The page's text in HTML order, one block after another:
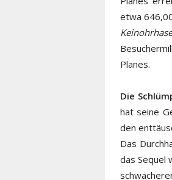
etwa
Planes.
Die
hat seine
den
Das
das Sequel